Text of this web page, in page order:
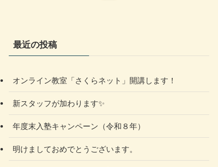
最近の投稿
オンライン教室「さくらネット」開講します！
新スタッフが加わります✨
年度末入塾キャンペーン（令和８年）
明けましておめでとうございます。